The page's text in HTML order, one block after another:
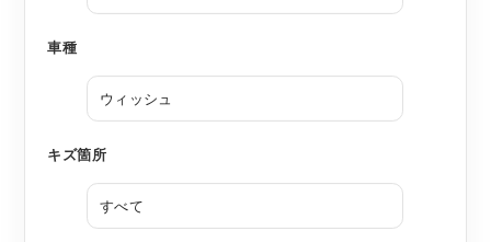
車種
キズ箇所